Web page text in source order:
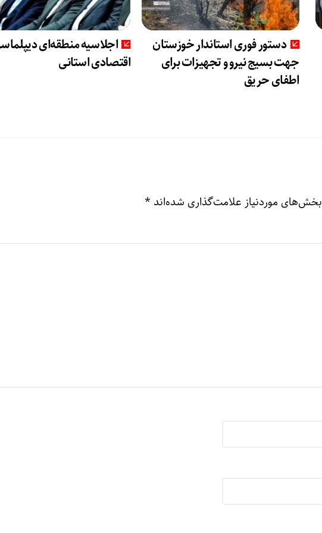
دستور فوری استاندار خوزستان
جهت بسیج نیرو و تجهیزات برای
اطفای حریق
اجلاسیه منطقه‌ای
اقتصادی استانی
بخش‌های موردنیاز علامت‌گذاری شده‌اند *